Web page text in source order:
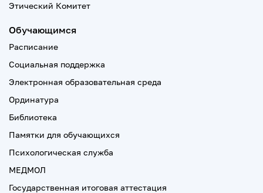
Этический Комитет
Обучающимся
Расписание
Социальная поддержка
Электронная образовательная среда
Ординатура
Библиотека
Памятки для обучающихся
Психологическая служба
МЕДМОЛ
Государственная итоговая аттестация